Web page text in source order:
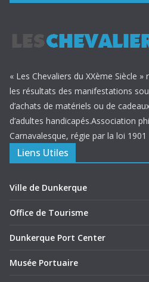
« Les Chevaliers du XXème Siècle
les résultats des manifestations
d’achats de matériels ou de
d’adultes handicapés.Association
Carnavalesque, régie par la loi 1901
Liens Utiles
Ville de Dunkerque
Office de Tourisme
Dunkerque Port Center
Musée Portuaire